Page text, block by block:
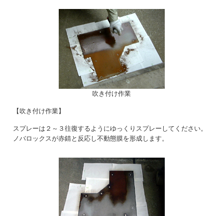
吹き付け作業
【吹き付け作業】
スプレーは２～３往復するようにゆっくりスプレーしてください。
ノバロックスが赤錆と反応し不動態膜を形成します。